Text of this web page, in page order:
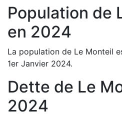
Population de
en 2024
La population de Le Monteil
1er Janvier 2024.
Dette de Le
2024